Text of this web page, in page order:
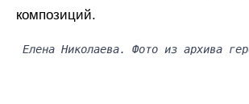
композиций.
Елена Николаева. Фото из архива